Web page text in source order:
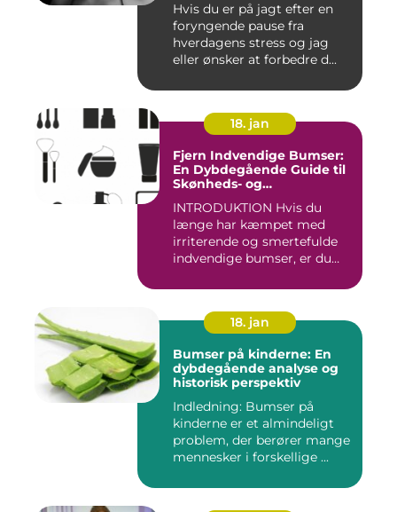
Hvis du er på jagt efter en
foryngende pause fra
hverdagens stress og jag
eller ønsker at forbedre d...
18. jan
Fjern Indvendige Bumser:
En Dybdegående Guide til
Skønheds- og
INTRODUKTION Hvis du
længe har kæmpet med
irriterende og smertefulde
indvendige bumser, er du
18. jan
Bumser på kinderne: En
dybdegående analyse og
historisk perspektiv
Indledning: Bumser på
kinderne er et almindeligt
problem, der berører mange
mennesker i forskellige ...